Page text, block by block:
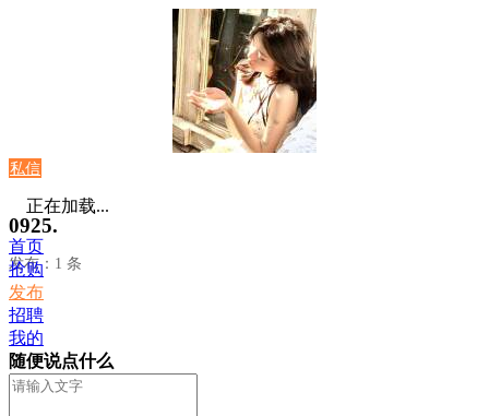
私信
0925.
发布：1 条
正在加载...
首页
抢购
发布
招聘
我的
随便说点什么